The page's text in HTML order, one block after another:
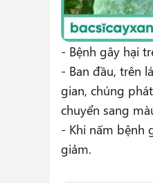
- Bệnh gây hại
- Ban đầu, trên
gian, chúng
chuyển sang
- Khi nấm bệnh
giảm.